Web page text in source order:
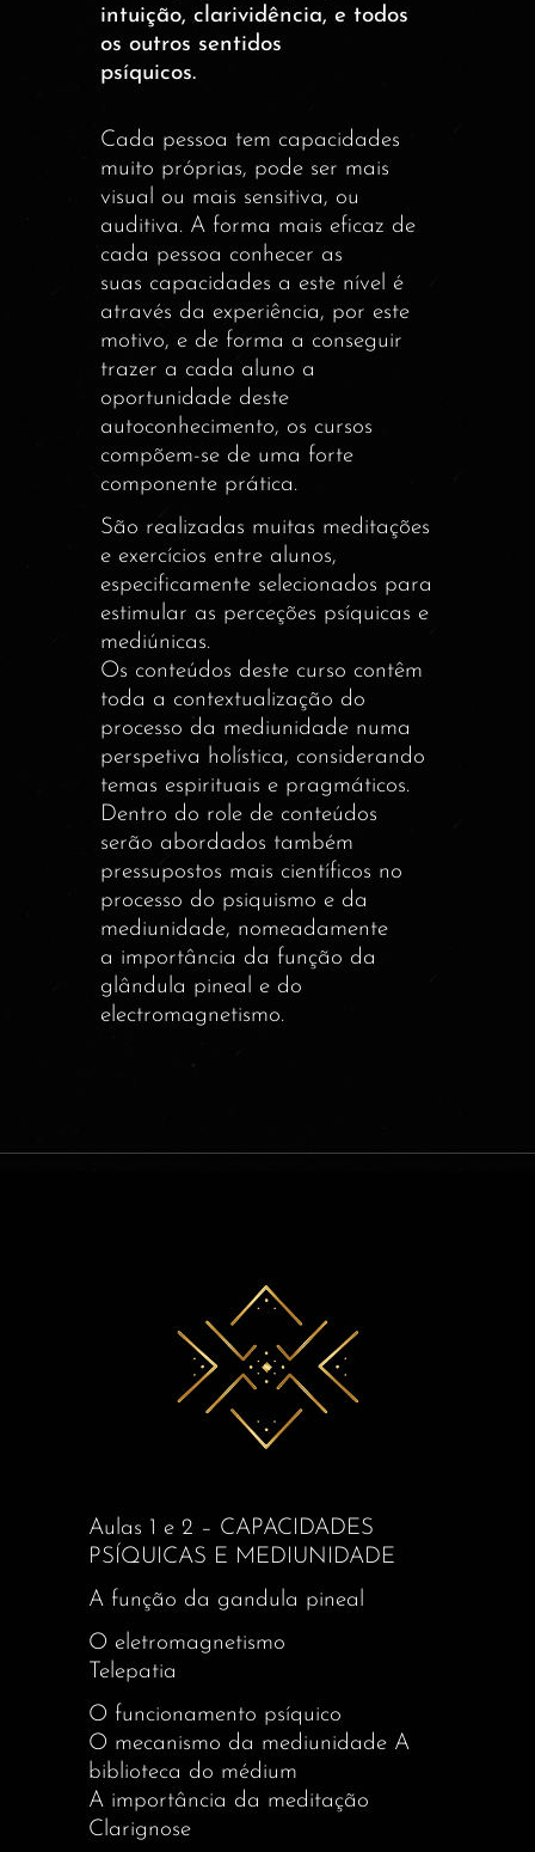
intuição, clarividência, e todos
os outros sentidos
psíquicos.
Cada pessoa tem capacidades
muito próprias, pode ser mais
visual ou mais sensitiva, ou
auditiva. A forma mais eficaz de
cada pessoa conhecer as
suas capacidades a este nível é
através da experiência, por este
motivo, e de forma a conseguir
trazer a cada aluno a
oportunidade deste
autoconhecimento, os cursos
compõem-se de uma forte
componente prática.
São realizadas muitas meditações
e exercícios entre alunos,
especificamente selecionados para
estimular as perceções psíquicas e
mediúnicas.
Os conteúdos deste curso contêm
toda a contextualização do
processo da mediunidade numa
perspetiva holística, considerando
temas espirituais e pragmáticos.
Dentro do role de conteúdos
serão abordados também
pressupostos mais científicos no
processo do psiquismo e da
mediunidade, nomeadamente
a importância da função da
glândula pineal e do
electromagnetismo.
Aulas 1 e 2 – CAPACIDADES
PSÍQUICAS E MEDIUNIDADE
A função da gandula pineal
O eletromagnetismo
Telepatia
O funcionamento psíquico
O mecanismo da mediunidade A
biblioteca do médium
A importância da meditação
Clarignose